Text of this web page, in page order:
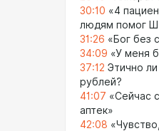
30:10 «4
людям помог
31:26 «Бог без
34:09 «У меня
37:12 Этично
рублей?
41:07 «Сейчас
аптек»
42:08